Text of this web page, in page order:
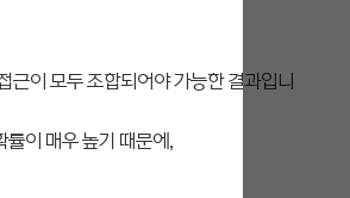
근이 모두 조합되어야 가능한 결과입니
률이 매우 높기 때문에,